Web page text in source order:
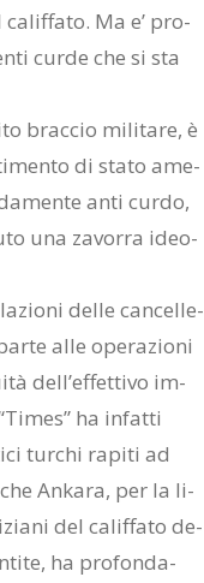
Ma e’ pro­
cur­de che si sta
brac­cio mi­li­ta­re, è
di sta­to ame­
anti cur­do,
una za­vor­ra ideo­
del­le can­cel­le­
alle ope­ra­zio­ni
del­l’ef­fet­ti­vo im­
ha in­fat­ti
tur­chi ra­pi­ti ad
An­ka­ra, per la li­
del ca­lif­fa­to de­
ha pro­fon­da­